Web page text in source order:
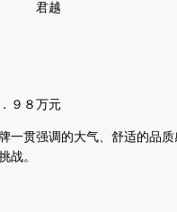
君越
９８万元
一贯强调的大气、舒适的品
战。